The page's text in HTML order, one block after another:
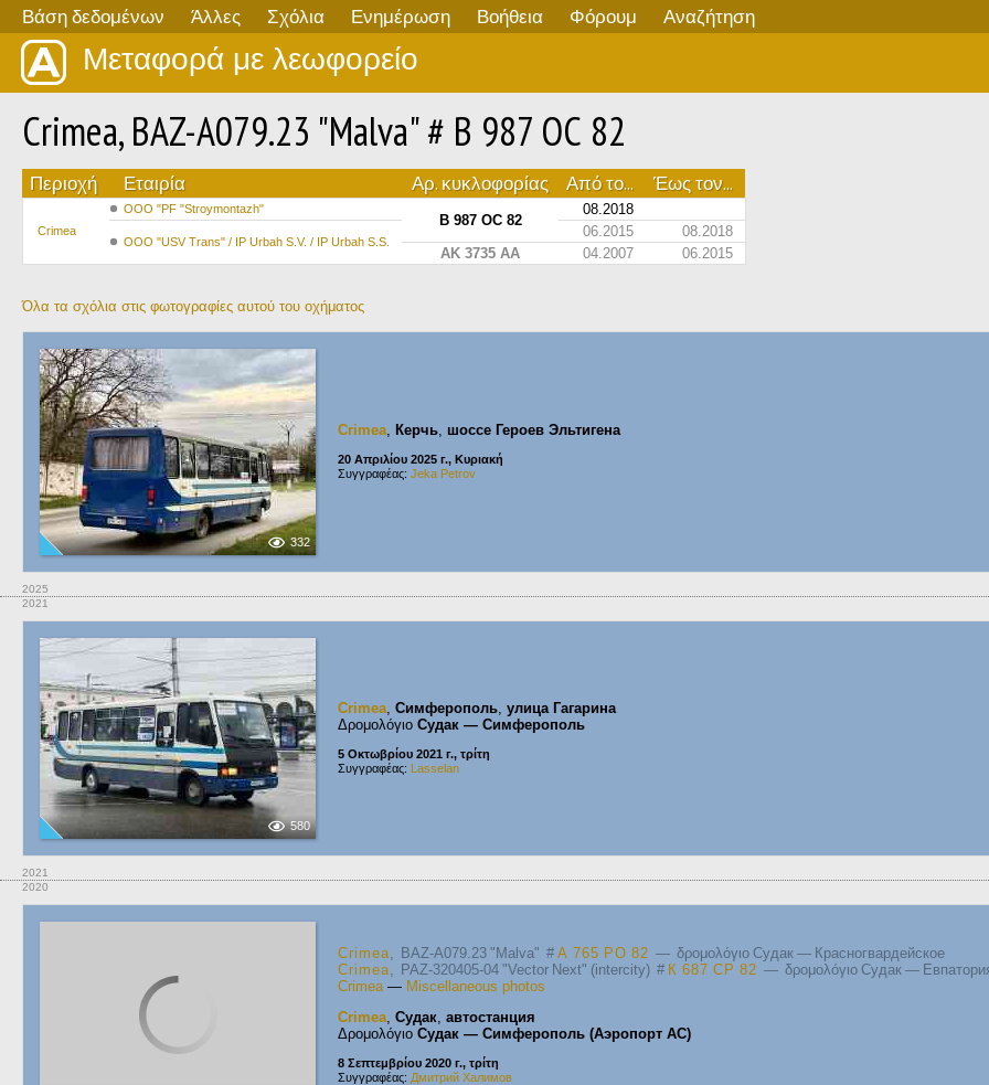
Βάση δεδομένων Άλλες Σχόλια Ενημέρωση Βοήθεια Φόρουμ Αναζήτηση
Μεταφορά με λεωφορείο
Crimea, BAZ-A079.23 "Malva" # В 987 ОС 82
Περιοχή Εταιρία Αρ. κυκλοφορίας Από το... Έως τον...
Crimea
OOO "PF "Stroymontazh"
В 987 ОС 82
08.2018
OOO "USV Trans" / IP Urbah S.V. / IP Urbah S.S.
06.2015
08.2018
AK 3735 AA
04.2007 06.2015
Όλα τα σχόλια στις φωτογραφίες αυτού του οχήματος
332
Crimea, Керчь, шоссе Героев Эльтигена
20 Απριλίου 2025 г., Κυριακή
Συγγραφέας: Jeka Petrov
2025
2021
580
Crimea, Симферополь, улица Гагарина
Δρομολόγιο Судак — Симферополь
5 Οκτωβρίου 2021 г., τρίτη
Συγγραφέας: Lasselan
2021
2020
Crimea, BAZ-A079.23 "Malva" # А 765 РО 82 — δρομολόγιο Судак — Красногвардейское
Crimea, PAZ-320405-04 "Vector Next" (intercity) # К 687 СР 82 — δρομολόγιο Судак —
Crimea— Miscellaneous photos
Crimea, Судак, автостанция
Δρομολόγιο Судак — Симферополь (Аэропорт АС)
8 Σεπτεμβρίου 2020 г., τρίτη
Συγγραφέας: Дмитрий Халимов